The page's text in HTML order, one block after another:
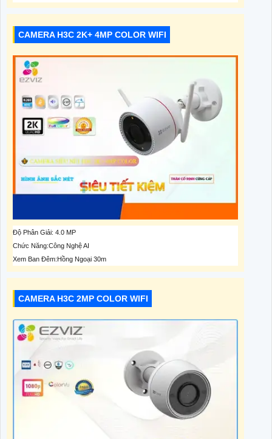
CAMERA H3C 2K+ 4MP COLOR WIFI
Độ Phân Giải: 4.0 MP
Chức Năng:Công Nghệ AI
Xem Ban Đêm:Hồng Ngoại 30m
CAMERA H3C 2MP COLOR WIFI